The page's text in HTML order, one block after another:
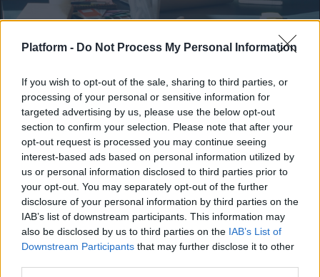
Platform - Do Not Process My Personal Information
If you wish to opt-out of the sale, sharing to third parties, or
processing of your personal or sensitive information for
targeted advertising by us, please use the below opt-out
section to confirm your selection. Please note that after your
opt-out request is processed you may continue seeing
interest-based ads based on personal information utilized by
us or personal information disclosed to third parties prior to
your opt-out. You may separately opt-out of the further
disclosure of your personal information by third parties on the
IAB’s list of downstream participants. This information may
also be disclosed by us to third parties on the IAB’s List of
Downstream Participants that may further disclose it to other
παραγωγικούς και πιο κουρασμένους
Αν αδυνατείς να συγκεντρωθείς,
σημαίνεις ότι έχεις «καεί» από το ΑΙ.
Κλέλια Φατούρου